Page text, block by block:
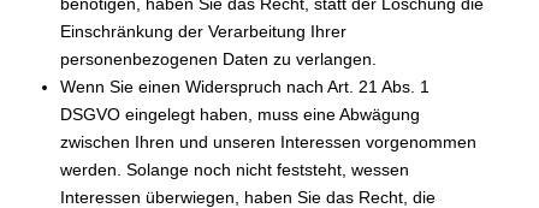
Einschränkung der Verarbeitung Ihrer
personenbezogenen Daten zu verlangen.
Wenn Sie einen Widerspruch nach Art. 21 Abs. 1
DSGVO eingelegt haben, muss eine Abwägung
zwischen Ihren und unseren Interessen vorgenommen
werden. Solange noch nicht feststeht, wessen
Interessen überwiegen, haben Sie das Recht, die